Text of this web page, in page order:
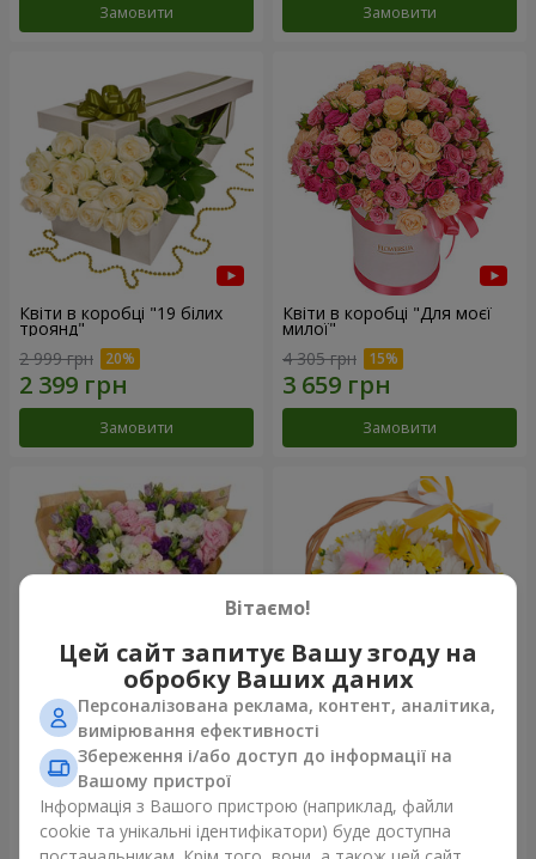
Замовити Замовити
Квіти в коробці "19 білих
троянд"
2 999 грн
Замовити
Квіти в коробці "Для моєї
милої"
4 305 грн
Замовити
15 різнокольорових еустом
3 199 грн
Замовити
Кошик "Сонечко"
Замовити
Вітаємо!
Цей сайт запитує Вашу згоду на
обробку Ваших даних
Персоналізована реклама, контент, аналітика,
вимірювання ефективності
Збереження і/або доступ до інформації на
Вашому пристрої
Інформація з Вашого пристрою (наприклад, файли
cookie та унікальні ідентифікатори) буде доступна